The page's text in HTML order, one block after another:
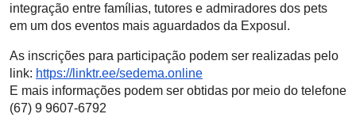
integração entre famílias, tutores e admiradores dos pets
em um dos eventos mais aguardados da Exposul.
As inscrições para participação podem ser realizadas pelo
link: https://linktr.ee/sedema.online
E mais informações podem ser obtidas por meio do telefone
(67) 9 9607-6792